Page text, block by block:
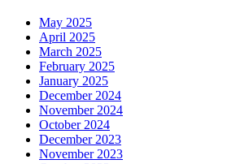
May 2025
April 2025
March 2025
February 2025
January 2025
December 2024
November 2024
October 2024
December 2023
November 2023